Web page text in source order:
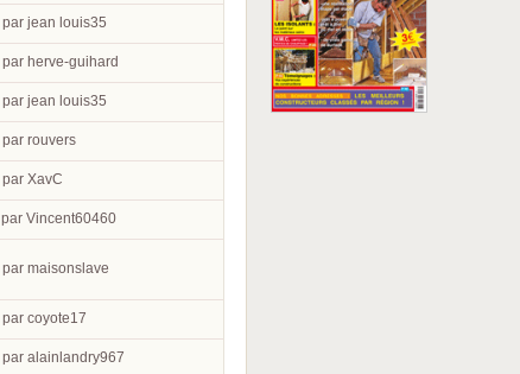
par jean louis35
par herve-guihard
par jean louis35
par rouvers
par XavC
par Vincent60460
par maisonslave
par coyote17
par alainlandry967